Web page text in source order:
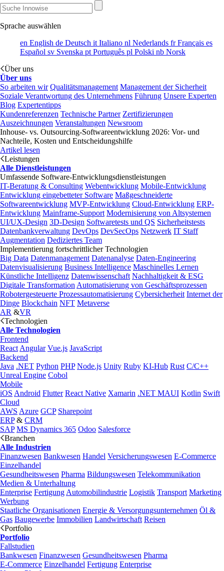
Sprache auswählen
en English de Deutsch it Italiano nl Nederlands frFrançais es
Español sv Svenska pt Português pl Polski nb Norsk
Über uns
Über uns
So arbeiten wir Qualitätsmanagement Management der Sicherheit
Soziale Verantwortung des Unternehmens Führung Unsere Experten
Blog Expertentipps
Kundenreferenzen Technische Partner Zertifizierungen
Auszeichnungen Veranstaltungen Newsroom
Inhouse- vs. Outsourcing-Softwareentwicklung 2026: Vor- und
Nachteile, Kosten und Entscheidungshilfe
Artikel lesen
Leistungen
Alle Dienstleistungen
Umfassende Software-Entwicklungsdienstleistungen
IT-Beratung & Consulting Webentwicklung Mobile-Entwicklung
Entwicklung eingebetteter Software Maßgeschneiderte
Softwareentwicklung MVP-Entwicklung Cloud-Entwicklung ERP-
Entwicklung Mainframe-Support Modernisierung von Altsystemen
UI/UX-Design 3D-Design Softwaretests und QS Sicherheitstests
Datenbankverwaltung DevOps DevSecOps Netzwerk IT Staff
Augmentation Dediziertes Team
Implementierung fortschrittlicher Technologien
Big Data Datenmanagement Datenanalyse Daten-Engineering
Datenvisualisierung Business Intelligence Maschinelles Lernen
Künstliche Intelligenz Datenwissenschaft Nachhaltigkeit & ESG
Digitale Transformation Automatisierung von Geschäftsprozessen
Robotergesteuerte Prozessautomatisierung Cybersicherheit Internet der
Dinge Blockchain NFT Metaverse
AR &VR
Technologien
Alle Technologien
Frontend
React Angular Vue.js JavaScript
Backend
Java .NET Python PHP Node.js Unity Ruby KI-Hub Rust C/C++
Unreal Engine Cobol
Mobile
iOS Android Flutter React Native Xamarin .NET MAUI Kotlin Swift
Cloud
AWS Azure GCP Sharepoint
ERP& CRM
SAP MS Dynamics 365 Odoo Salesforce
Branchen
Alle Industrien
Finanzwesen Bankwesen Handel Versicherungswesen E-Commerce
Einzelhandel
Gesundheitswesen Pharma Bildungswesen Telekommunikation
Medien & Unterhaltung
Enterprise Fertigung Automobilindustrie Logistik Transport Marketing
Werbung
Staatliche Organisationen Energie & Versorgungsunternehmen Öl &
Gas Baugewerbe Immobilien Landwirtschaft Reisen
Portfolio
Portfolio
Fallstudien
Bankwesen Finanzwesen Gesundheitswesen Pharma
E-Commerce Einzelhandel Fertigung Enterprise